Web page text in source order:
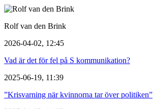
Rolf van den Brink
2026-04-02, 12:45
Vad är det för fel på S kommunikation?
2025-06-19, 11:39
”Krisvarning när kvinnorna tar över politiken”